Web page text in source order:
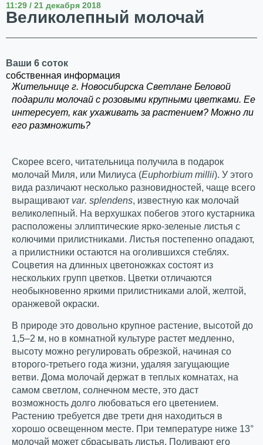
11:29 / 21 декабря 2018
Великолепный молочай
Ваши 6 соток
собственная информация
Жительнице г. Новосибирска Светлане Беловой
подарили молочай с розовыми крупными цветками. Ее
интересует, как ухаживать за растением? Можно ли
его размножить?
Скорее всего, читательница получила в подарок
молочай Миля, или Милиуса (Euphorbium millii). У этого
вида различают несколько разновидностей, чаще всего
выращивают var. splendens, известную как молочай
великолепный. На верхушках побегов этого кустарника
расположены эллиптические ярко-зеленые листья с
колючими прилистниками. Листья постепенно опадают,
а прилистники остаются на оголившихся стеблях.
Соцветия на длинных цветоножках состоят из
нескольких групп цветков. Цветки отличаются
необыкновенно яркими прилистниками алой, желтой,
оранжевой окраски.
В природе это довольно крупное растение, высотой до
1,5–2 м, но в комнатной культуре растет медленно,
высоту можно регулировать обрезкой, начиная со
второго-третьего года жизни, удаляя загущающие
ветви. Дома молочай держат в теплых комнатах, на
самом светлом, солнечном месте, это даст
возможность долго любоваться его цветением.
Растению требуется две трети дня находиться в
хорошо освещенном месте. При температуре ниже 13°
молочай может сбрасывать листья. Поливают его